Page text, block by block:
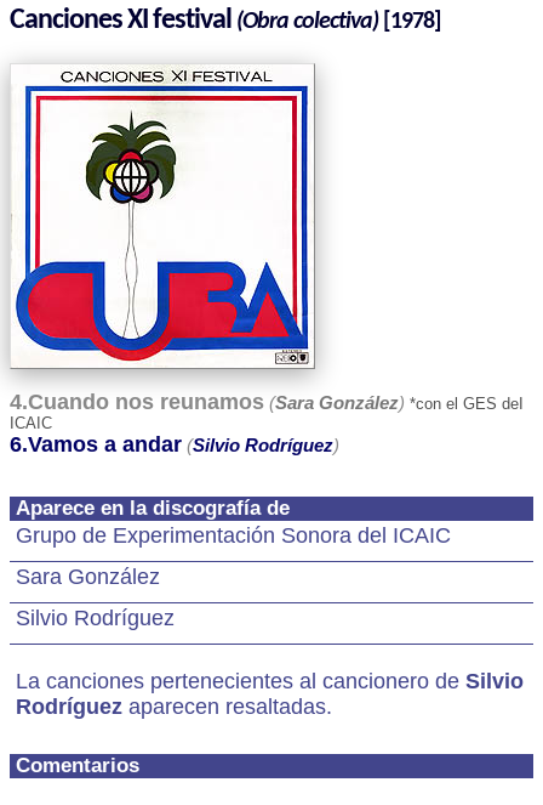
Canciones XI festival (Obra colectiva)[1978]
Aparece en la discografía de
Grupo de Experimentación Sonora del ICAIC
Sara González
Silvio Rodríguez
La canciones pertenecientes al cancionero de Silvio
Rodríguez aparecen resaltadas.
Comentarios
4.Cuando nos reunamos (Sara González) *con el GES deI
ICAIC
6.Vamos a andar (Silvio Rodríguez)